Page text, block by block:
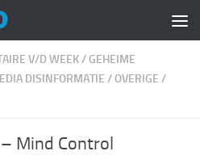
V/D WEEK/ GEHEIME
DISINFORMATIE /OVERIGE /
Mind Control